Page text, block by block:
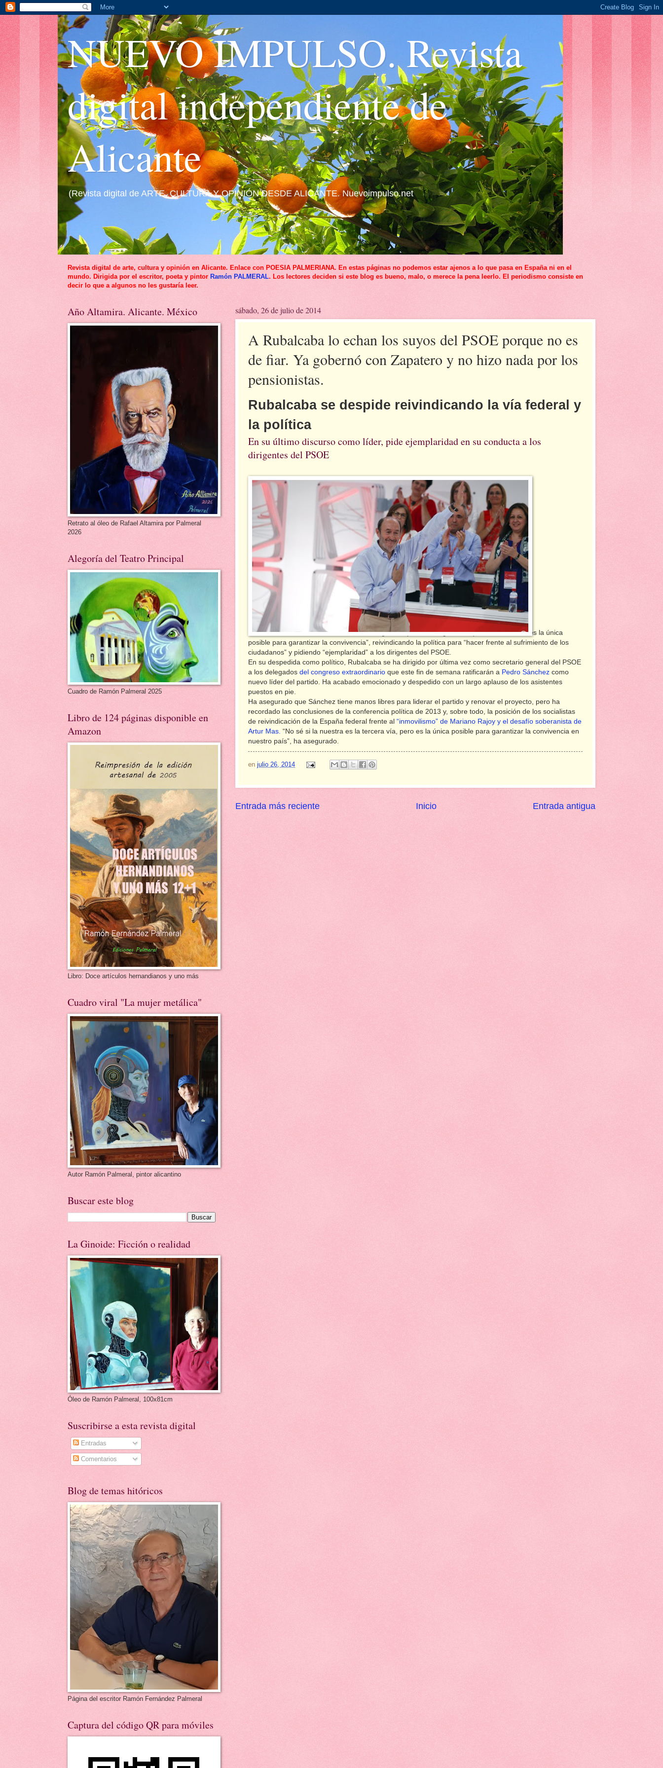
NUEVO IMPULSO. Revista
digital independiente de
Alicante
(Revista digital de ARTE, CULTURA Y OPINIÓN DESDE ALICANTE. Nuevoimpulso.net
Revista digital de arte, cultura y opinión en Alicante. Enlace con POESIA PALMERIANA. En estas páginas no podemos estar ajenos a lo que pasa en España ni en el
mundo. Dirigida por el escritor, poeta y pintor Ramón PALMERAL. Los lectores deciden si este blog es bueno, malo, o merece la pena leerlo. El periodismo consiste en
decir lo que a algunos no les gustaría leer.
sábado, 26 de julio de 2014
A Rubalcaba lo echan los suyos del PSOE porque no es
de fiar. Ya gobernó con Zapatero y no hizo nada por los
pensionistas.
Rubalcaba se despide reivindicando la vía federal y
la política
En su último discurso como líder, pide ejemplaridad en su conducta a los
dirigentes del PSOE
Alfredo Pérez Rubalcabaha cerrado su largo ciclo político asegurando que “la vía federal es la única
posible para garantizar la convivencia”, reivindicando la política para “hacer frente al sufrimiento de los
ciudadanos” y pidiendo “ejemplaridad” a los dirigentes del PSOE.
En su despedida como político, Rubalcaba se ha dirigido por última vez como secretario general del PSOE
a los delegados del congreso extraordinario que este fin de semana ratificarán a Pedro Sánchez como
nuevo líder del partido. Ha acabado emocionado y despedido con un largo aplauso de los asistentes
puestos en pie.
Ha asegurado que Sánchez tiene manos libres para liderar el partido y renovar el proyecto, pero ha
recordado las conclusiones de la conferencia política de 2013 y, sobre todo, la posición de los socialistas
de reivindicación de la España federal frente al “inmovilismo” de Mariano Rajoy y el desafío soberanista de
Artur Mas. “No sé si la nuestra es la tercera vía, pero es la única posible para garantizar la convivencia en
nuestro país”, ha asegurado.
en julio 26, 2014
Entrada más reciente Entrada antigua
Inicio
Año Altamira. Alicante. México
Retrato al óleo de Rafael Altamira por Palmeral
2026
Alegoría del Teatro Principal
Cuadro de Ramón Palmeral 2025
Libro de 124 páginas disponible en
Amazon
Libro: Doce artículos hernandianos y uno más
Cuadro viral "La mujer metálica"
Autor Ramón Palmeral, pintor alicantino
Buscar este blog
La Ginoide: Ficción o realidad
Óleo de Ramón Palmeral, 100x81cm
Suscribirse a esta revista digital
Entradas
Comentarios
Blog de temas hitóricos
Página del escritor Ramón Fernández Palmeral
Captura del código QR para móviles